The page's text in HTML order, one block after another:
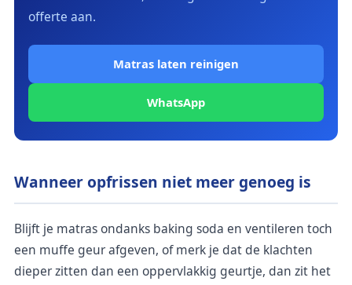
offerte aan.
Matras laten reinigen
WhatsApp
Wanneer opfrissen niet meer genoeg is
Blijft je matras ondanks baking soda en ventileren toch
een muffe geur afgeven, of merk je dat de klachten
dieper zitten dan een oppervlakkig geurtje, dan zit het